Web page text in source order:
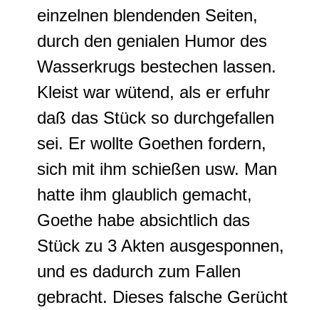
einzelnen blendenden Seiten,
durch den genialen Humor des
Wasserkrugs bestechen lassen.
Kleist war wütend, als er erfuhr
daß das Stück so durchgefallen
sei. Er wollte Goethen fordern,
sich mit ihm schießen usw. Man
hatte ihm glaublich gemacht,
Goethe habe absichtlich das
Stück zu 3 Akten ausgesponnen,
und es dadurch zum Fallen
gebracht. Dieses falsche Gerücht